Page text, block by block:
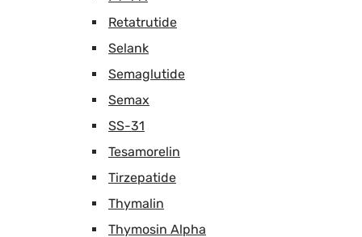
Retatrutide
Selank
Semaglutide
Semax
SS-31
Tesamorelin
Tirzepatide
Thymalin
Thymosin Alpha